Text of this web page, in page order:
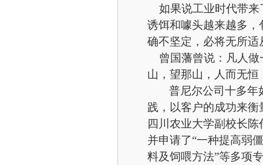
如果说工业时代带来
诱饵和噱头越来越多
确不坚定，必将无所
曾国藩曾说：凡人做
山，望那山，人而无
普尼尔公司十多年
践，以客户的成功来衡
四川农业大学副校长陈
并申请了“一种提高弱
料及饲喂方法”等多项